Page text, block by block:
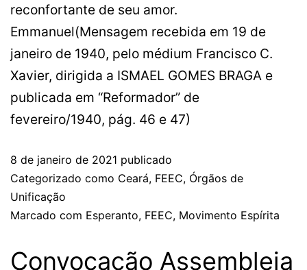
reconfortante de seu amor.
Emmanuel(Mensagem recebida em 19 de
janeiro de 1940, pelo médium Francisco C.
Xavier, dirigida a ISMAEL GOMES BRAGA e
publicada em “Reformador” de
fevereiro/1940, pág. 46 e 47)
8 de janeiro de 2021 publicado
Categorizado como Ceará, FEEC, Órgãos de
Unificação
Marcado com Esperanto, FEEC, Movimento Espírita
Convocação Assembleia